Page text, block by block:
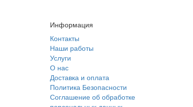
Информация
Контакты
Наши работы
Услуги
О нас
Доставка и оплата
Политика Безопасности
Соглашение об обработке